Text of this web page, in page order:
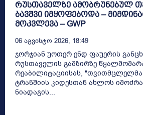
რუსთაველზე ამობრუნებულ
ბავშვი იმყოფებოდა –
მოკვლევა – GWP
06 Აგვისტო 2026, 18:49
ჯორჯიან უოთერ ენდ ფაუერის განცხადებით,
რუსთაველის გამზირზე
რეაბილიტაციისას, "თვითმცლელმა
ტრანშიის კიდესთან ახლოს
ნიადაგის...